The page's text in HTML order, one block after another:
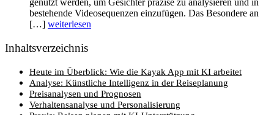
genutzt werden, um Gesichter präzise zu analysieren und in
bestehende Videosequenzen einzufügen. Das Besondere an
[…] weiterlesen
Inhaltsverzeichnis
Heute im Überblick: Wie die Kayak App mit KI arbeitet
Analyse: Künstliche Intelligenz in der Reiseplanung
Preisanalysen und Prognosen
Verhaltensanalyse und Personalisierung